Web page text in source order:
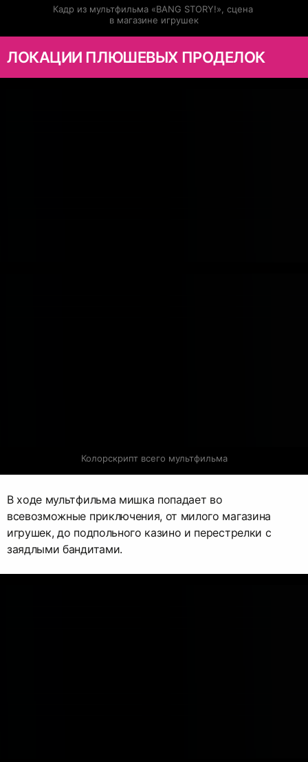
Кадр из мультфильма «BANG STORY!», сцена
в магазине игрушек
ЛОКАЦИИ ПЛЮШЕВЫХ ПРОДЕЛОК
Колорскрипт всего мультфильма
В ходе мультфильма мишка попадает во
всевозможные приключения, от милого магазина
игрушек, до подпольного казино и перестрелки с
заядлыми бандитами.